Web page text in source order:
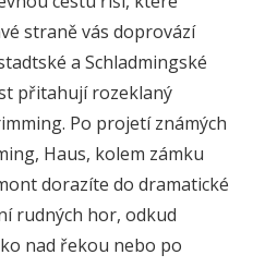
straně vás doprovází
a Schladmingské
přitahují rozeklaný
Po projetí známých
Haus, kolem zámku
dorazíte do dramatické
rudných hor, odkud
nad řekou nebo po